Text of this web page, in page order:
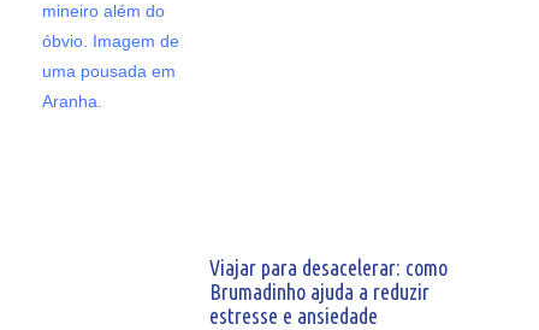
Viajar para desacelerar: como
Brumadinho ajuda a reduzir
estresse e ansiedade